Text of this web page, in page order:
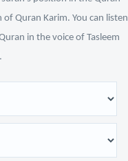
Quran Karim. You can listen
in the voice of Tasleem